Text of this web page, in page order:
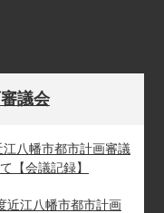
議会
八幡市都市計画審議
【会議記録】
近江八幡市都市計画